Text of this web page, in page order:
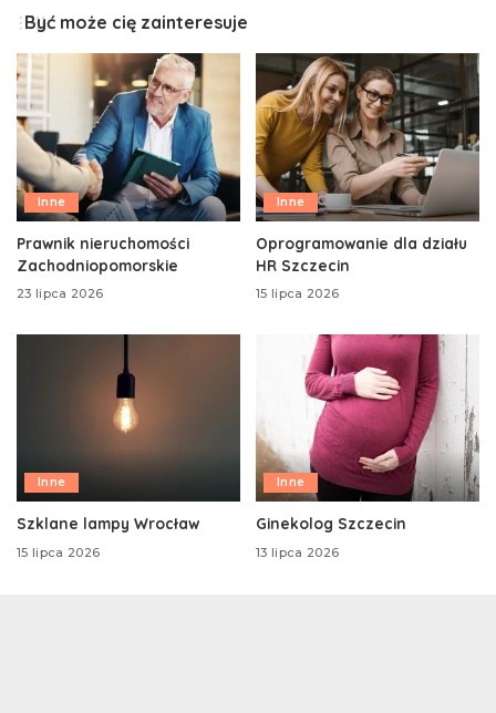
Być może cię zainteresuje
Inne
Prawnik nieruchomości
Zachodniopomorskie
23 lipca 2026
Inne
Oprogramowanie dla działu
HR Szczecin
15 lipca 2026
Inne
Szklane lampy Wrocław
15 lipca 2026
Inne
Ginekolog Szczecin
13 lipca 2026